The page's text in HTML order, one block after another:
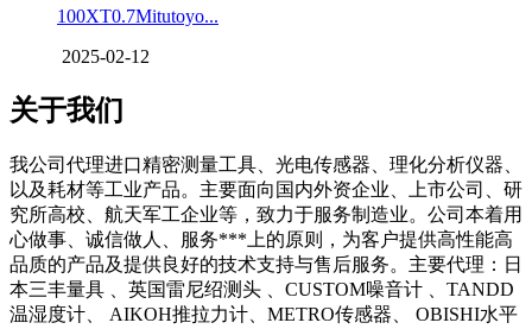
100XT0.7Mitutoyo...
2025-02-12
关于我们
我公司代理进口精密测量工具、光电传感器、理化分析仪器、
以及耗材等工业产品。主要面向国内外资企业、上市公司、研
究所高校、航天军工企业等，致力于服务制造业。公司本着用
心做事、诚信做人、服务***上的原则，为客户提供高性能高
品质的产品及提供良好的技术支持与售后服务。主要代理：日
本三丰量具 、英国雷尼绍测头 、CUSTOM噪音计 、TANDD
温湿度计、 AIKOH推拉力计、METRO传感器、 OBISHI水平